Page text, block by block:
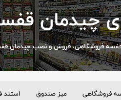
چیدمان
فروشگاهی، فروش و نصب چیدمان
فروشگاهی میز صندوق استند